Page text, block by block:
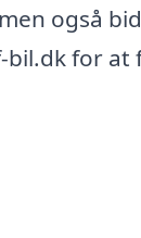
også
bil.dk for at